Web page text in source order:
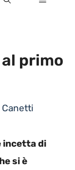
primo
Canetti
incetta di
si è